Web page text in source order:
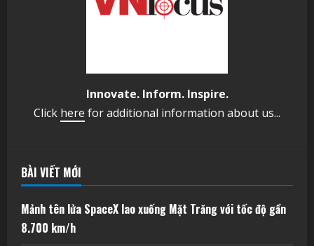
Innovate. Inform. Inspire.
Click here for additional information about us...
BÀI VIẾT MỚI
Mảnh tên lửa SpaceX lao xuống Mặt Trăng với tốc độ gần
8.700 km/h